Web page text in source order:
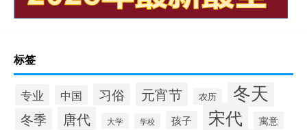
标签
专业 中国 习俗 元宵节 农历 冬天
冬季 唐代 大学 学校 孩子 宋代 寓意